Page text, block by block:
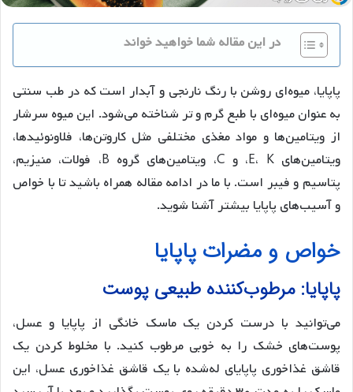
در این مقاله شما خواهید خواند
پاپایا، میوه‌ای روشن با رنگ نارنجی و آبدار است که در طب سنتی
به عنوان میوه‌ای با طبع گرم و تر شناخته می‌شود. این میوه سرشار
از ویتامین‌ها و مواد مغذی مختلفی مثل کاروتن‌ها، فلاونوئیدها،
ویتامین‌های E، K، و C، ویتامین‌های گروه B، فولات، منیزیم،
پتاسیم و فیبر است. با ما در ادامه مقاله همراه باشید تا با خواص
و آسیب‌های پاپایا بیشتر آشنا شوید.
خواص و مضرات پاپایا
پاپایا: مرطوب‌کننده طبیعی پوست
می‌توانید با درست کردن یک ماسک خانگی از پاپایا و عسل،
پوست‌های خشک را به خوبی مرطوب کنید. با مخلوط کردن یک
قاشق غذاخوری پاپایای له‌شده با یک قاشق غذاخوری عسل، این